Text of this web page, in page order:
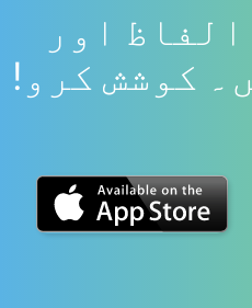
اور
کوشش کرو!